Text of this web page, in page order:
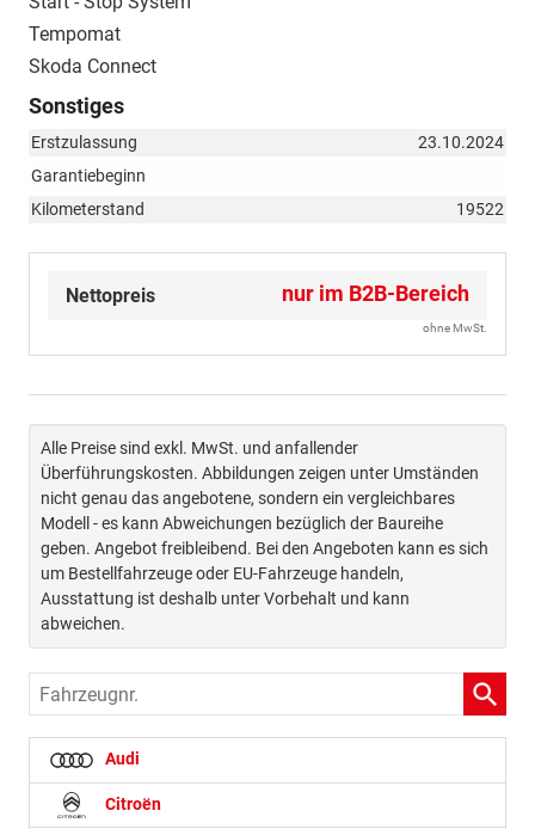
Tempomat
Skoda Connect
Sonstiges
Erstzulassung
23.10.2024
Garantiebeginn
Kilometerstand
19522
Nettopreis nur im B2B-Bereich
ohne MwSt.
Alle Preise sind exkl. MwSt. und anfallender
Überführungskosten. Abbildungen zeigen unter Umständen
nicht genau das angebotene, sondern ein vergleichbares
Modell - es kann Abweichungen bezüglich der Baureihe
geben. Angebot freibleibend. Bei den Angeboten kann es sich
um Bestellfahrzeuge oder EU-Fahrzeuge handeln,
Ausstattung ist deshalb unter Vorbehalt und kann
abweichen.
Fahrzeugnr.
Audi
Citroën